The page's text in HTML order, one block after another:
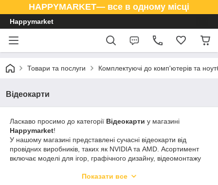
HAPPYMARKET— все в одному місці
Happymarket
Товари та послуги Комплектуючі до комп'ютерів та
Відеокарти
Ласкаво просимо до категорії Відеокарти у магазині
Happymarket!
У нашому магазині представлені сучасні відеокарти від
провідних виробників, таких як NVIDIA та AMD. Асортимент
включає моделі для ігор, графічного дизайну, відеомонтажу
ви знайдетепотужні та надійні відеокарти
Показати все